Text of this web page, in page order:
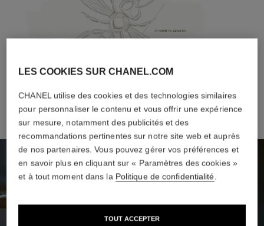
LES COOKIES SUR CHANEL.COM
CHANEL utilise des cookies et des technologies similaires
pour personnaliser le contenu et vous offrir une expérience
sur mesure, notamment des publicités et des
recommandations pertinentes sur notre site web et auprès
de nos partenaires. Vous pouvez gérer vos préférences et
en savoir plus en cliquant sur « Paramètres des cookies »
et à tout moment dans la Politique de confidentialité
TOUT ACCEPTER